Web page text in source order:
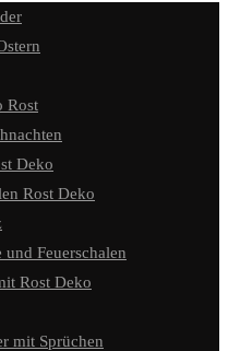
Rost
Deko
Rost Deko
Feuerschalen
Rost Deko
mit Sprüchen